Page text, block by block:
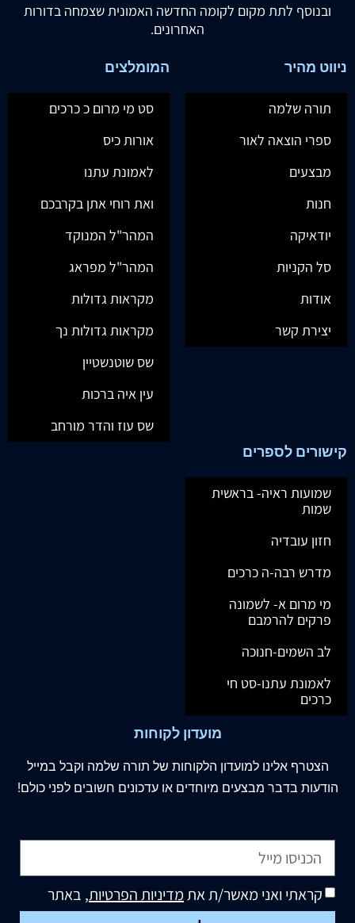
ובנוסף לתת מקום לקומה החדשה האמונית שצמחה בדורות
האחרונים.
ניווט מהיר
תורה שלמה
ספרי הוצאה לאור
מבצעים
חנות
יודאיקה
סל הקניות
אודות
יצירת קשר
המומלצים
סט מי מרום כ כרכים
אורות כיס
לאמונת עתנו
ואת רוחי אתן בקרבכם
המהר"ל המנוקד
המהר"ל מפראג
מקראות גדולות
מקראות גדולות נך
שס שוטנשטיין
עין איה ברכות
שס עוז והדר מורחב
קישורים לספרים
שמועות ראיה- בראשית
שמות
חזון עובדיה
מדרש רבה-ה כרכים
מי מרום א- לשמונה
פרקים להרמבם
לב השמים-חנוכה
לאמונת עתנו-סט חי
כרכים
מועדון לקוחות
הצטרף אלינו למועדון הלקוחות של תורה שלמה וקבל במייל
הודעות בדבר מבצעים מיוחדים או עדכונים חשובים לפני כולם!
קראתי ואני מאשר/ת אתמדיניות הפרטיות, באתר